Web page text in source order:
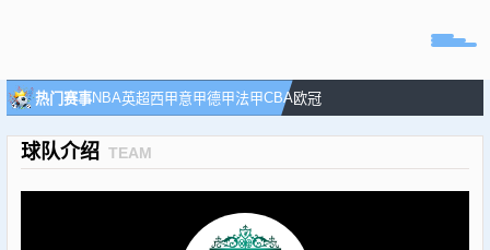
播
题
热门赛事NBA英超西甲意甲德甲法甲CBA欧冠
球队介绍 TEAM